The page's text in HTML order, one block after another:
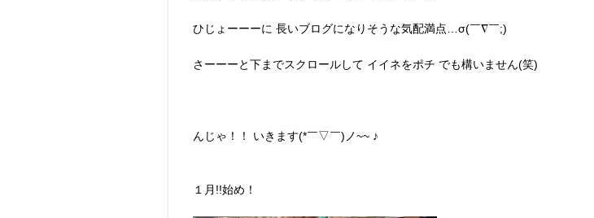
ひじょーーーに 長いブログになりそうな気配満点…σ(￣∇￣;)
さーーーと下までスクロールして イイネをポチ でも構いません(笑)
んじゃ！！ いきます(*￣▽￣)ノ~~ ♪
１月!!始め！